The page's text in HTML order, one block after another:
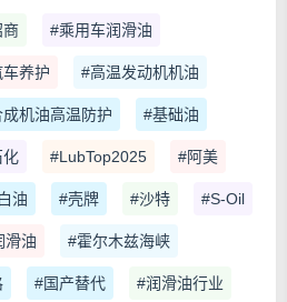
商 #乘用车润滑油
养护 #高温发动机机油
机油高温防护 #基础油
化 #LubTop2025 #阿美
油 #壳牌 #沙特 #S-Oil
滑油 #霍尔木兹海峡
#国产替代 #润滑油行业